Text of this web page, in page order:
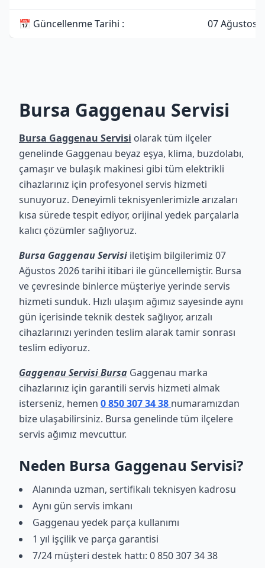
📅 Güncellenme Tarihi : 07 Ağustos
Bursa Gaggenau Servisi
Bursa Gaggenau Servisi olarak tüm ilçeler
genelinde Gaggenau beyaz eşya, klima, buzdolabı,
çamaşır ve bulaşık makinesi gibi tüm elektrikli
cihazlarınız için profesyonel servis hizmeti
sunuyoruz. Deneyimli teknisyenlerimizle arızaları
kısa sürede tespit ediyor, orijinal yedek parçalarla
kalıcı çözümler sağlıyoruz.
Bursa Gaggenau Servisi iletişim bilgilerimiz 07
Ağustos 2026 tarihi itibari ile güncellemiştir. Bursa
ve çevresinde binlerce müşteriye yerinde servis
hizmeti sunduk. Hızlı ulaşım ağımız sayesinde aynı
gün içerisinde teknik destek sağlıyor, arızalı
cihazlarınızı yerinden teslim alarak tamir sonrası
teslim ediyoruz.
Gaggenau Servisi Bursa Gaggenau marka
cihazlarınız için garantili servis hizmeti almak
isterseniz, hemen 0 850 307 34 38 numaramızdan
bize ulaşabilirsiniz. Bursa genelinde tüm ilçelere
servis ağımız mevcuttur.
Neden Bursa Gaggenau Servisi?
Alanında uzman, sertifikalı teknisyen kadrosu
Aynı gün servis imkanı
Gaggenau yedek parça kullanımı
1 yıl işçilik ve parça garantisi
7/24 müşteri destek hattı: 0 850 307 34 38